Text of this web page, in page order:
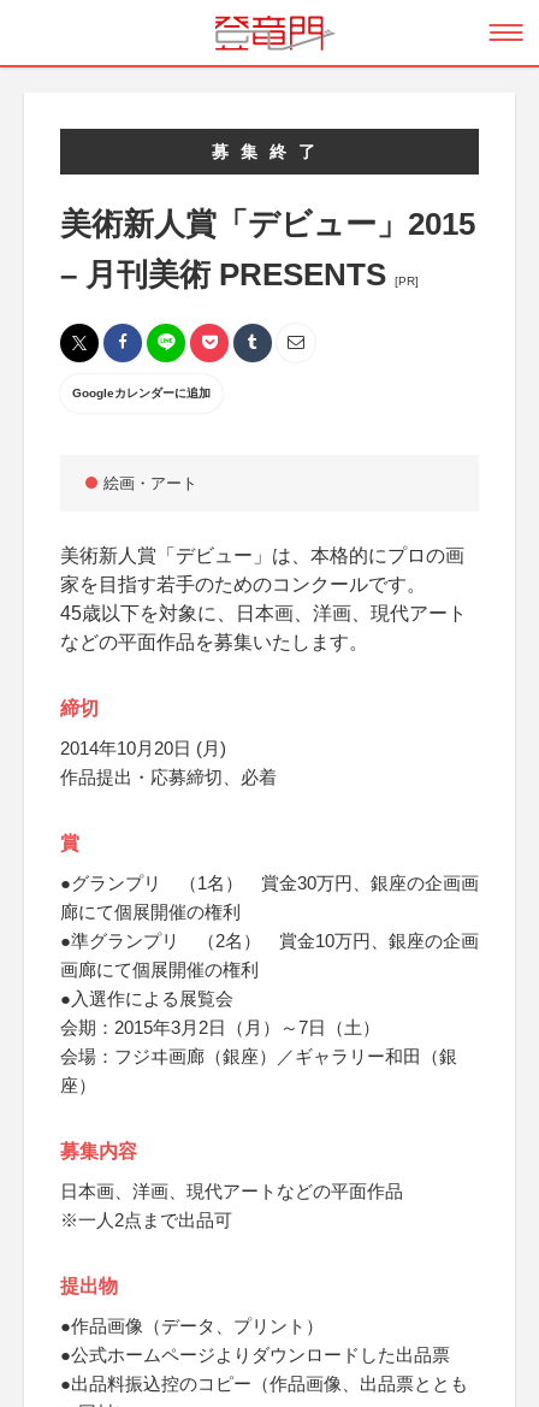
募集終了
美術新人賞「デビュー」2015
– 月刊美術 PRESENTS
[PR]
Googleカレンダーに追加
絵画・アート
美術新人賞「デビュー」は、本格的にプロの画
家を目指す若手のためのコンクールです。
45歳以下を対象に、日本画、洋画、現代アート
などの平面作品を募集いたします。
締切
2014年10月20日 (月)
作品提出・応募締切、必着
賞
●グランプリ （1名） 賞金30万円、銀座の企画画
廊にて個展開催の権利
●準グランプリ （2名） 賞金10万円、銀座の企画
画廊にて個展開催の権利
●入選作による展覧会
会期：2015年3月2日（月）～7日（土）
会場：フジヰ画廊（銀座）／ギャラリー和田（銀
座）
募集内容
日本画、洋画、現代アートなどの平面作品
※一人2点まで出品可
提出物
●作品画像（データ、プリント）
●公式ホームページよりダウンロードした出品票
●出品料振込控のコピー（作品画像、出品票ととも